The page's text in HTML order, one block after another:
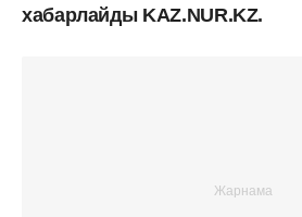
хабарлайды KAZ.NUR.KZ.